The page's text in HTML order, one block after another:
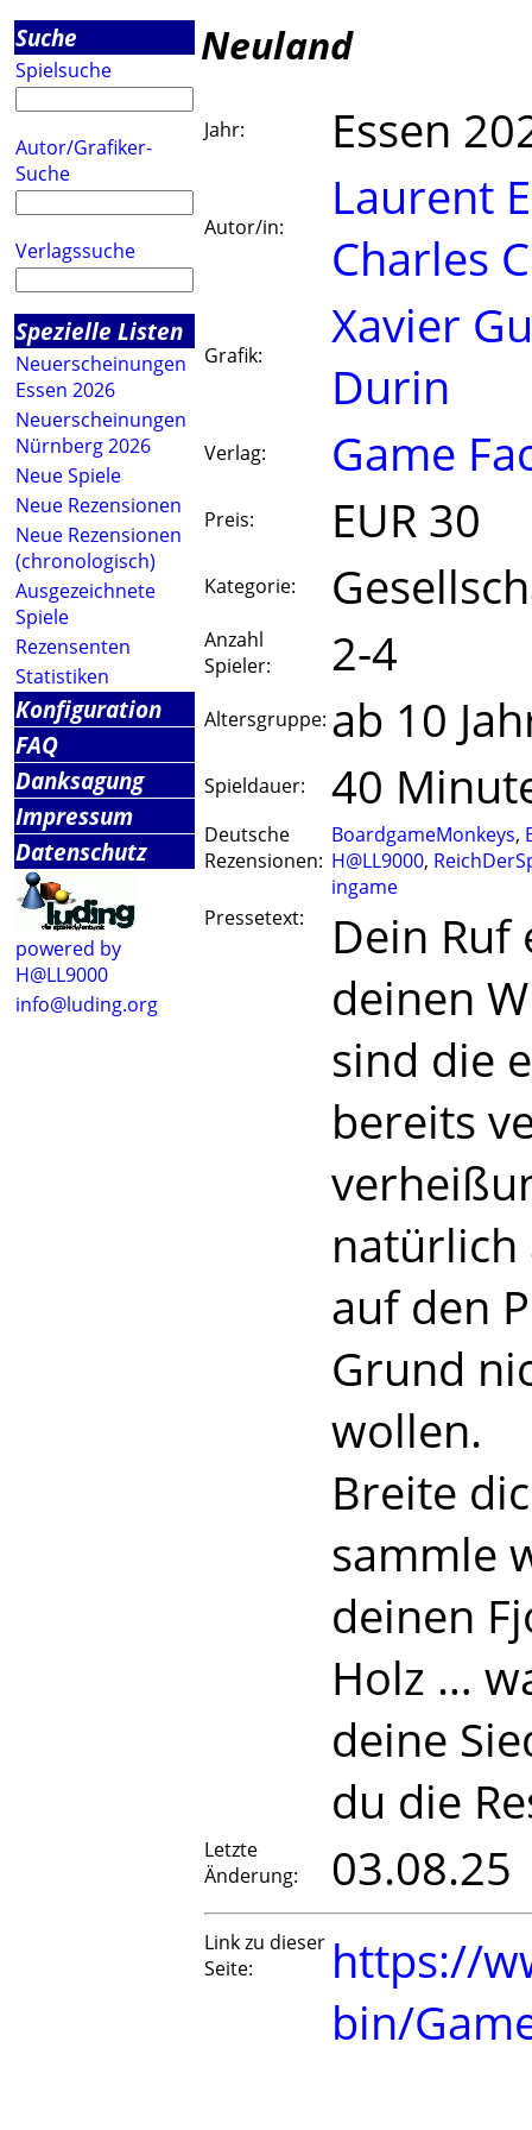
Suche
Spielsuche
Autor/Grafiker-
Suche
Verlagssuche
Spezielle Listen
Neuerscheinungen
Essen 2026
Neuerscheinungen
Nürnberg 2026
Neue Spiele
Neue Rezensionen
Neue Rezensionen
(chronologisch)
Ausgezeichnete
Spiele
Rezensenten
Statistiken
Konfiguration
FAQ
Danksagung
Impressum
Datenschutz
powered by
H@LL9000
info@luding.org
Neuland
Jahr: Essen
Autor/in:
Laurent
Charles
Grafik:
Xavier
Durin
Verlag: Game
Preis: EUR 30
Kategorie:
Anzahl
Spieler:
2-4
Altersgruppe: ab 10
Spieldauer: 40
Deutsche
Rezensionen:
BoardgameMonkeys,
H@LL9000,
ingame
Pressetext:
Dein
deinen
sind die
bereits
natürlich
auf den
Grund
wollen.
Breite
sammle
deinen
Holz …
deine
du die
Letzte
Änderung:
03.08.25
Link zu dieser
Seite:
https://
bin/